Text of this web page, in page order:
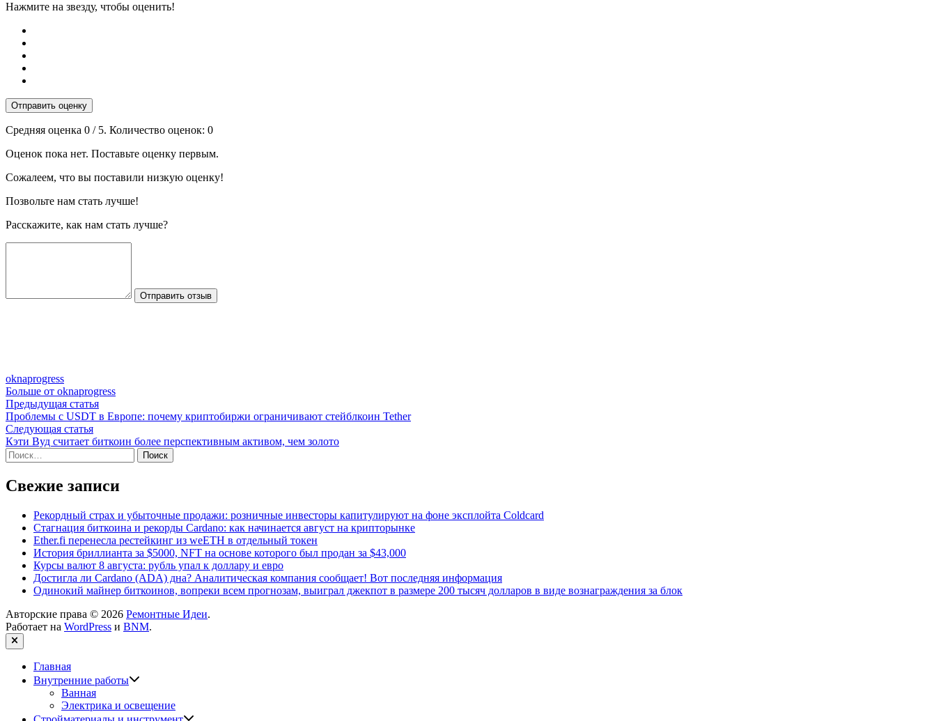
Нажмите на звезду, чтобы оценить!
Отправить оценку
Средняя оценка 0 / 5. Количество оценок: 0
Оценок пока нет. Поставьте оценку первым.
Сожалеем, что вы поставили низкую оценку!
Позвольте нам стать лучше!
Расскажите, как нам стать лучше?
Отправить отзыв
oknaprogress
Больше от oknaprogress
Навигация
по
записям
Предыдущая статьяПредыдущая
статья:
Проблемы с USDT в Европе: почему криптобиржи ограничивают стейблкоин Tether
Следующая статьяСледующая
статья:
Кэти Вуд считает биткоин более перспективным активом, чем золото
Найти:
Свежие записи
Рекордный страх и убыточные продажи: розничные инвесторы капитулируют на фоне эксплойта Coldcard
Стагнация биткоина и рекорды Cardano: как начинается август на крипторынке
Ether.fi перенесла рестейкинг из weETH в отдельный токен
История бриллианта за $5000, NFT на основе которого был продан за $43,000
Курсы валют 8 августа: рубль упал к доллару и евро
Достигла ли Cardano (ADA) дна? Аналитическая компания сообщает! Вот последняя информация
Одинокий майнер биткоинов, вопреки всем прогнозам, выиграл джекпот в размере 200 тысяч долларов в виде вознаграждения за блок
Авторские права © 2026 Ремонтные Идеи.
Работает на WordPress и BNM.
Закрыть
Главная
Внутренние работы
Ванная
Электрика и освещение